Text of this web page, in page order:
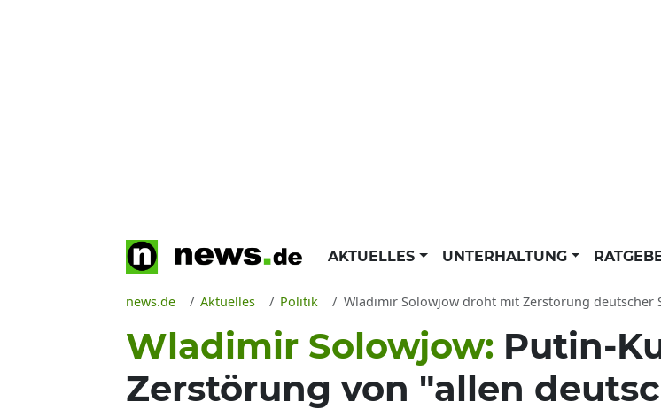
AKTUELLES UNTERHALTUNG
news.de Aktuelles Politik Wladimir Solowjow droht mit Zerstörung deutscher Städte im
Wladimir Solowjow: Putin-
Zerstörung von "allen